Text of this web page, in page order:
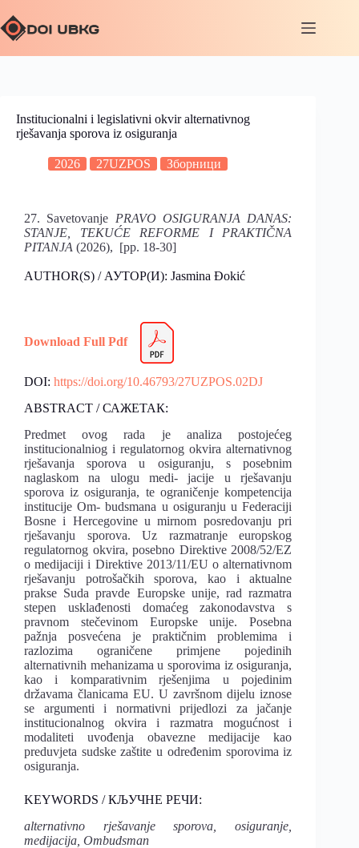
Institucionalni i legislativni okvir alternativnog
rješavanja sporova iz osiguranja
2026 27UZPOS Зборници
27. Savetovanje PRAVO OSIGURANJA DANAS:
STANJE, TEKUĆE REFORME I PRAKTIČNA
PITANJA (2026), [pp. 18-30]
AUTHOR(S) / АУТОР(И): Jasmina Đokić
Download Full Pdf
DOI: https://doi.org/10.46793/27UZPOS.02DJ
ABSTRACT / САЖЕТАК:
Predmet ovog rada je analiza postojećeg
institucionalniog i regulatornog okvira alternativnog
rješavanja sporova u osiguranju, s posebnim
naglaskom na ulogu medi- jacije u rješavanju
sporova iz osiguranja, te ograničenje kompetencija
institucije Om- budsmana u osiguranju u Federaciji
Bosne i Hercegovine u mirnom posredovanju pri
rješavanju sporova. Uz razmatranje europskog
regulatornog okvira, posebno Direktive 2008/52/EZ
o medijaciji i Direktive 2013/11/EU o alternativnom
rješavanju potrošačkih sporova, kao i aktualne
prakse Suda pravde Europske unije, rad razmatra
stepen usklađenosti domaćeg zakonodavstva s
pravnom stečevinom Europske unije. Posebna
pažnja posvećena je praktičnim problemima i
razlozima ograničene primjene pojedinih
alternativnih mehanizama u sporovima iz osiguranja,
kao i komparativnim rješenjima u pojedinim
državama članicama EU. U završnom dijelu iznose
se argumenti i normativni prijedlozi za jačanje
institucionalnog okvira i razmatra mogućnost i
modaliteti uvođenja obavezne medijacije kao
preduvjeta sudske zaštite u određenim sporovima iz
osiguranja.
KEYWORDS / КЉУЧНЕ РЕЧИ:
alternativno rješavanje sporova, osiguranje,
medijacija, Ombudsman